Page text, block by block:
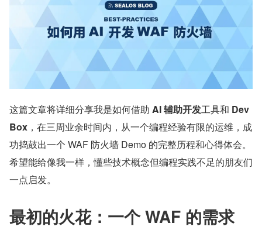
这篇文章将详细分享我是如何借助 AI 辅助开发工具和 Dev
Box ，在三周业余时间内，从一个编程经验有限的运维，成
功捣鼓出一个 WAF 防火墙 Demo 的完整历程和心得体会。
希望能给像我一样，懂些技术概念但编程实践不足的朋友们
一点启发。
最初的火花：一个 WAF 的需求